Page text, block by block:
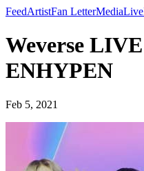
FeedArtistFan LetterMediaLive
Weverse
ENHYPEN
Feb 5, 2021